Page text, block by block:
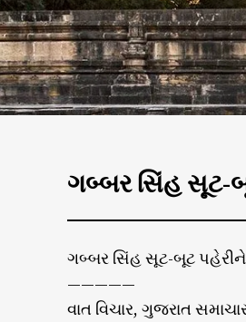
ગબ્બર સિંહ સૂટ-
ગબ્બર સિંહ સૂટ-બૂટ
—————
વાત વિચાર, ગુજરાત